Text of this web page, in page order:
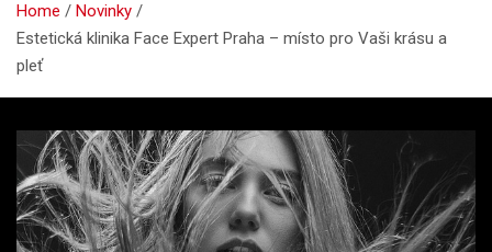
Home
Novinky
Estetická klinika Face Expert Praha – místo pro Vaši krásu a
pleť